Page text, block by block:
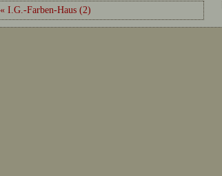
« I.G.-Farben-Haus (2)